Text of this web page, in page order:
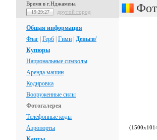
Время в г.Нджамена
19:29:27 другой город
Общая информация
Флаг Герб Гимн Деньги/
Купюры
Национальные символы
Аренда машин
Кодировка
Вооруженные силы
Фотогалерея
Телефонные коды
Аэропорты